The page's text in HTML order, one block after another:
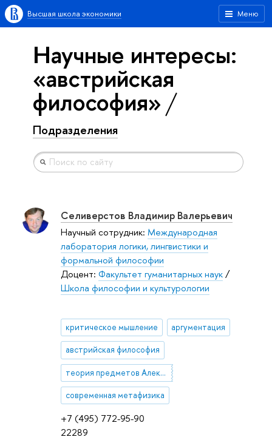
Меню
Высшая школа экономики
Научные интересы:
«австрийская
философия»
Подразделения
+7 (495) 772-95-90
22289
Селиверстов Владимир Валерьевич
Научный сотрудник: Международная
лаборатория логики, лингвистики и
формальной философии
Доцент: Факультет гуманитарных наук/
Школа философии и культурологии
критическое мышление аргументация
австрийская философия
теория предметов Алексиуса Майнонга
современная метафизика